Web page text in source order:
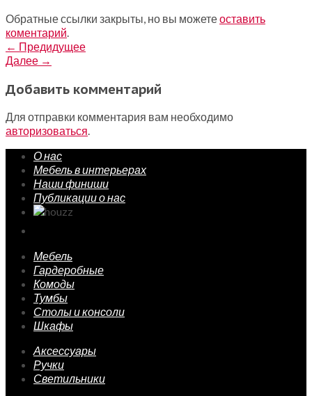
Обратные ссылки закрыты, но вы можетеоставить
коментарий.
← Предидущее
Далее →
Добавить комментарий
Для отправки комментария вам необходимо
авторизоваться.
О нас
Мебель в интерьерах
Наши финиши
Публикации о нас
Мебель
Гардеробные
Комоды
Тумбы
Столы и консоли
Шкафы
Аксессуары
Ручки
Светильники